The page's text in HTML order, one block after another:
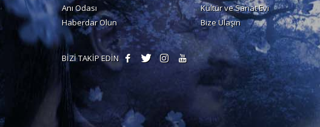
Anı Odası
Kültür ve Sanat Evi
Haberdar Olun
Bize Ulaşın
BİZİ TAKİP EDİN